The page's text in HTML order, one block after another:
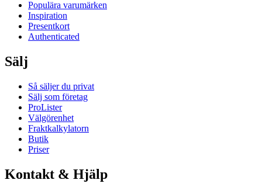
Populära varumärken
Inspiration
Presentkort
Authenticated
Sälj
Så säljer du privat
Sälj som företag
ProLister
Välgörenhet
Fraktkalkylatorn
Butik
Priser
Kontakt & Hjälp